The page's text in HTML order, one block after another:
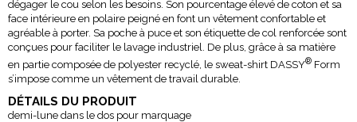
dégager le cou selon les besoins. Son pourcentage élevé de coton et sa
face intérieure en polaire peigné en font un vêtement confortable et
agréable à porter. Sa poche à puce et son étiquette de col renforcée sont
conçues pour faciliter le lavage industriel. De plus, grâce à sa matière
en partie composée de polyester recyclé, le sweat-shirt DASSY® Form
s’impose comme un vêtement de travail durable.
DÉTAILS DU PRODUIT
demi-lune dans le dos pour marquage